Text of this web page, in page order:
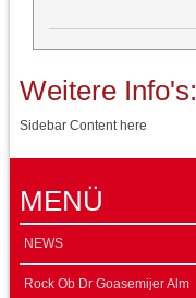
Weitere Info's:
Sidebar Content here
MENÜ
NEWS
Rock Ob Dr Goasemijer Alm